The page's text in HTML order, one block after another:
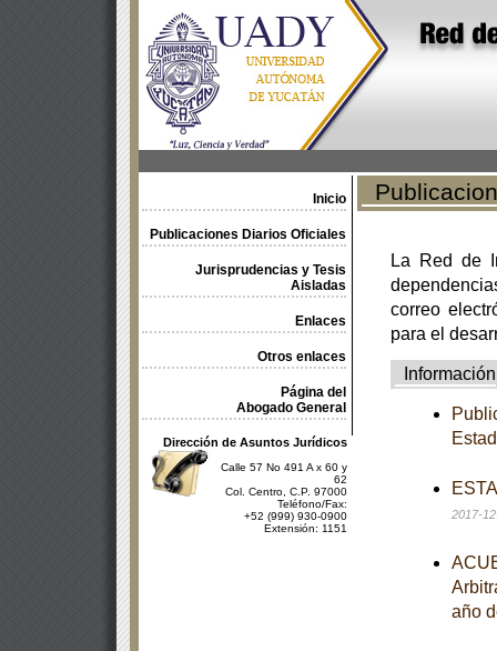
Inicio
Publicaciones Diarios Oficiales
Jurisprudencias y Tesis
Aisladas
Enlaces
Otros enlaces
Página del
Abogado General
Dirección de Asuntos Jurídicos
Calle 57 No 491 A x 60 y
62
Col. Centro, C.P. 97000
Teléfono/Fax:
+52 (999) 930-0900
Extensión: 1151
La Red de
correo
para el
Información
2017-
año